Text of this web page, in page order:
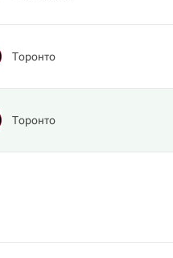
Торонто
Торонто